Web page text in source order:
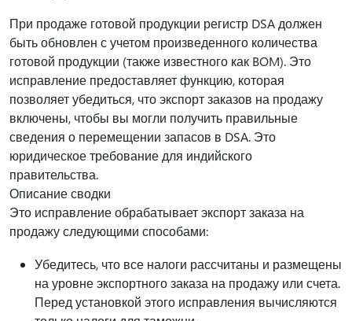
При продаже готовой продукции регистр DSA должен
быть обновлен с учетом произведенного количества
готовой продукции (также известного как BOM). Это
исправление предоставляет функцию, которая
позволяет убедиться, что экспорт заказов на продажу
включены, чтобы вы могли получить правильные
сведения о перемещении запасов в DSA. Это
юридическое требование для индийского
правительства.
Описание сводки
Это исправление обрабатывает экспорт заказа на
продажу следующими способами:
Убедитесь, что все налоги рассчитаны и размещены
на уровне экспортного заказа на продажу или счета.
Перед установкой этого исправления вычисляются